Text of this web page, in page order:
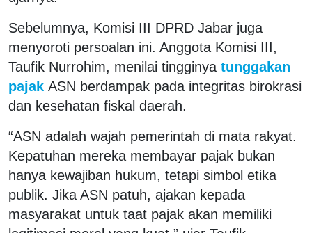
Sebelumnya, Komisi III DPRD Jabar juga
menyoroti persoalan ini. Anggota Komisi III,
Taufik Nurrohim, menilai tingginya tunggakan
pajak ASN berdampak pada integritas birokrasi
dan kesehatan fiskal daerah.
“ASN adalah wajah pemerintah di mata rakyat.
Kepatuhan mereka membayar pajak bukan
hanya kewajiban hukum, tetapi simbol etika
publik. Jika ASN patuh, ajakan kepada
masyarakat untuk taat pajak akan memiliki